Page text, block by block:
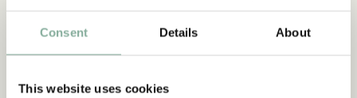
Consent Details About
This website uses cookies